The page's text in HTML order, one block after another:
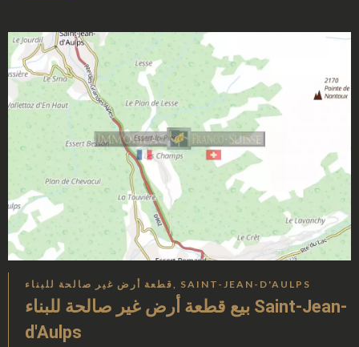
قطعة أرض غير صالحة للبناء, SAINT-JEAN-D'AULPS
بيع قطعة أرض غير صالحة للبناء Saint-Jean-
d'Aulps